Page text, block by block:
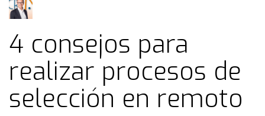
4 consejos para
realizar procesos de
selección en remoto